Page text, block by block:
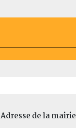
Adresse de la mairie